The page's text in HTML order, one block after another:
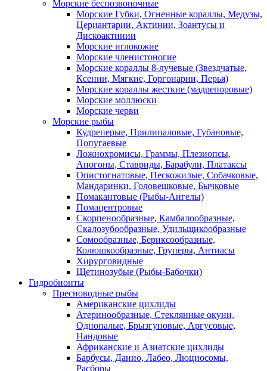
Морские беспозвоночные
Морские Губки, Огненные кораллы, Медузы,
Цериантарии, Актинии, Зоантусы и
Дискоактинии
Морские иглокожие
Морские членистоногие
Морские кораллы 8-лучевые (Звездчатые,
Ксении, Мягкие, Горгонарии, Перья)
Морские кораллы жесткие (мадрепоровые)
Морские моллюски
Морские черви
Морские рыбы
Кудреперые, Прилипаловые, Губановые,
Попугаевые
Ложнохромисы, Граммы, Плезиопсы,
Апогоны, Ставриды, Барабули, Платаксы
Опистогнатовые, Пескожилые, Собачковые,
Мандаринки, Головешковые, Бычковые
Помакантовые (Рыбы-Ангелы)
Помацентровые
Скорпенообразные, Камбалообразные,
Скалозубообразные, Удильщикообразные
Сомообразные, Бериксообразные,
Колюшкообразные, Груперы, Антиасы
Хирурговидные
Щетинозубые (Рыбы-Бабочки)
Гидробионты
Пресноводные рыбы
Американские цихлиды
Атеринообразные, Стеклянные окуни,
Однопалые, Брызгуновые, Аргусовые,
Нандовые
Африканские и Азиатские цихлиды
Барбусы, Данио, Лабео, Люциосомы,
Расборы